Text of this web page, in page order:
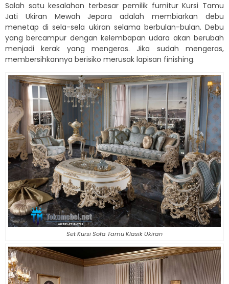
Salah satu kesalahan terbesar pemilik furnitur Kursi Tamu
Jati Ukiran Mewah Jepara adalah membiarkan debu
menetap di sela-sela ukiran selama berbulan-bulan. Debu
yang bercampur dengan kelembapan udara akan berubah
menjadi kerak yang mengeras. Jika sudah mengeras,
membersihkannya berisiko merusak lapisan finishing.
Set Kursi Sofa Tamu Klasik Ukiran